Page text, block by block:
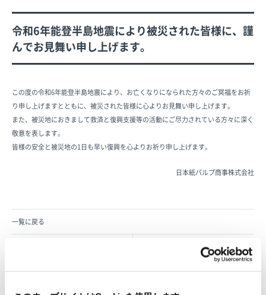
令和6年能登半島地震により被災された皆様に、謹
んでお見舞い申し上げます。
この度の令和6年能登半島地震により、お亡くなりになられた方々のご冥福をお祈
り申し上げますとともに、被災された皆様に心よりお見舞い申し上げます。
また、被災地におきまして救済と復興支援等の活動にご尽力されている方々に深く
敬意を表します。
皆様の安全と被災地の1日も早い復興を心よりお祈り申し上げます。
日本紙パルプ商事株式会社
一覧に戻る
ニュースリリース
お知らせ IR 情報